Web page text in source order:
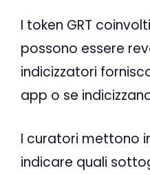
I token GRT
possono essere
indicizzatori
app o se
I curatori mettono
indicare quali